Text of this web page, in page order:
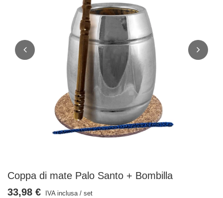
Coppa di mate Palo Santo + Bombilla
33,98 € IVA inclusa/ set